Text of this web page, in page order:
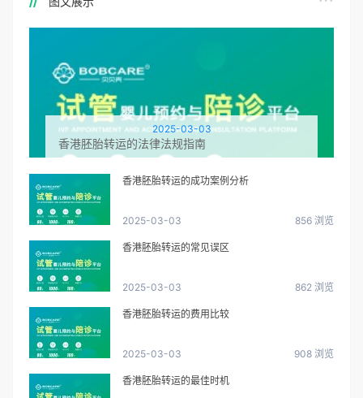
2025-03-03
香港胚胎转运的法律法规指南
香港胚胎转运的成功案例分析
2025-03-03 856 浏览
香港胚胎转运的常见误区
2025-03-03 862 浏览
香港胚胎转运的费用比较
2025-03-03 908 浏览
香港胚胎转运的最佳时机